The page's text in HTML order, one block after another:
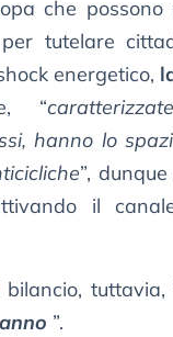
che
tutelare
energetico,
“
hanno lo
”,
il
tuttavia,
”.